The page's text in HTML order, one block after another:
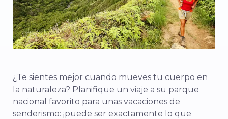
¿Te sientes mejor cuando mueves tu cuerpo en
la naturaleza? Planifique un viaje a su parque
nacional favorito para unas vacaciones de
senderismo: ¡puede ser exactamente lo que